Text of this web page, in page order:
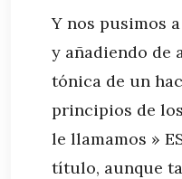
Y nos pusimos
y añadiendo de
tónica de un
principios de
le llamamos »
título, aunque